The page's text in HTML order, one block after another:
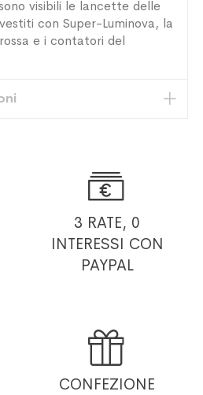
visibili le lancette delle
con Super-Luminova, la
e i contatori del

3 RATE, 0
INTERESSI CON
PAYPAL

CONFEZIONE